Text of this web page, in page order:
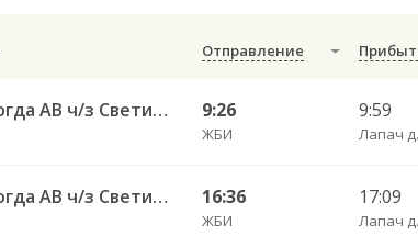
Отправление
Кипелово — Вологда АВ ч/з Светилки 427 9:26
ЖБИ
9:59
Лапач
Кипелово — Вологда АВ ч/з Светилки 427 16:36
ЖБИ
17:09
Лапач